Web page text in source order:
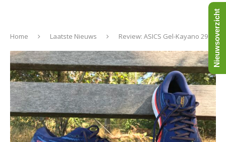
Home Laatste Nieuws Review: ASICS Gel-Kayano 29 Nieuwsoverzicht